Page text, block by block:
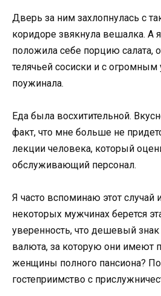
Дверь за ним захлопнулась с
коридоре звякнула вешалка. А я
положила себе порцию салата,
телячьей сосиски и с
поужинала.
Еда была восхитительной.
факт, что мне больше не
лекции человека, который
обслуживающий персонал.
Я часто вспоминаю этот случай
некоторых мужчинах берется
уверенность, что дешевый
валюта, за которую они имеют
женщины полного пансиона?
гостеприимство с